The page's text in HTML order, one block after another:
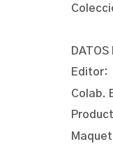
DATOS
Editor:
Colab.